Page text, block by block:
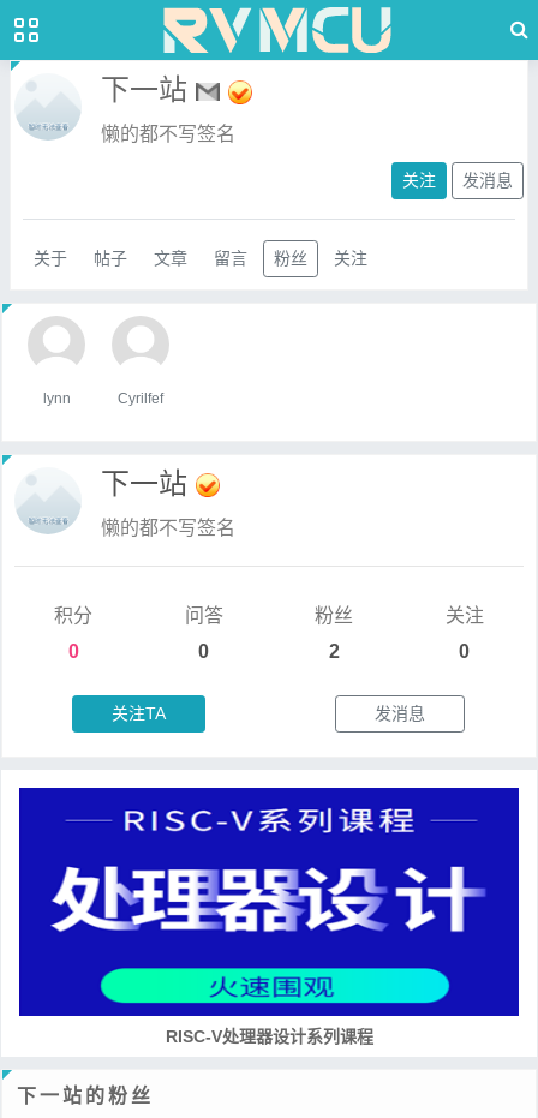
下一站
懒的都不写签名
关注 发消息
关于 帖子 文章 留言 粉丝 关注
lynn Cyrilfef
下一站
懒的都不写签名
积分
0
问答
0
粉丝
2
关注
0
关注TA 发消息
培养RISC-V大学土壤 共建RISC-V教育生态
下一站的粉丝